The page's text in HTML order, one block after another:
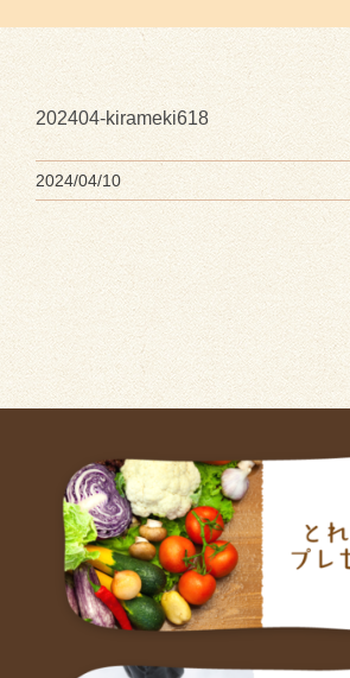
202404-kirameki618
2024/04/10